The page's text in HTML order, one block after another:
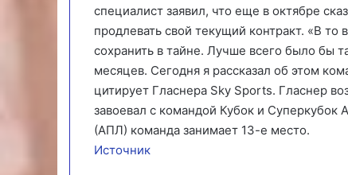
специалист заявил, что еще в октябре
продлевать свой текущий контракт. «В
сохранить в тайне. Лучше всего было бы
месяцев. Сегодня я рассказал об этом
цитирует Гласнера Sky Sports. Гласнер
завоевал с командой Кубок и
(АПЛ) команда занимает 13-е место.
Источник